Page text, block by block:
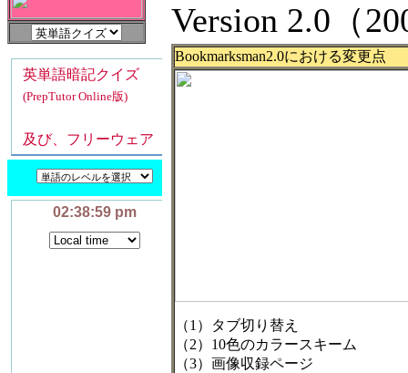
Version 2.0（
Bookmarksman2.0における変更点
（1）タブ切り替え
（2）10色のカラースキーム
（3）画像収録ページ